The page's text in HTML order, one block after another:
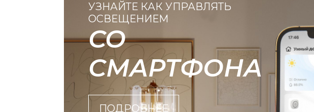
УЗНАЙТЕ КАК УПРАВЛЯТЬ
ОСВЕЩЕНИЕМ
СО
СМАРТФОНА
ПОДРОБНЕЕ